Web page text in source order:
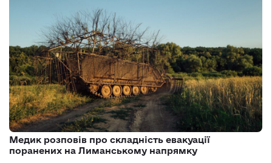
Медик розповів про складність евакуації
поранених на Лиманському напрямку